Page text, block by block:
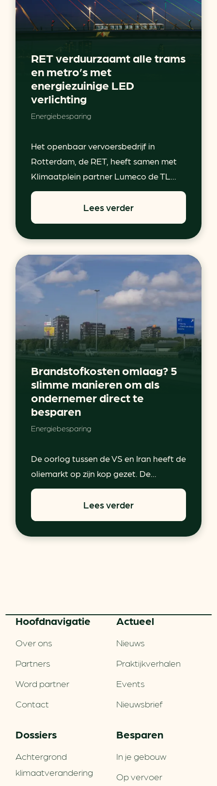
RET verduurzaamt alle trams
en metro’s met
energiezuinige LED
verlichting
Energiebesparing
Het openbaar vervoersbedrijf in
Rotterdam, de RET, heeft samen met
Klimaatplein partner Lumeco de TL...
Lees verder
Brandstofkosten omlaag? 5
slimme manieren om als
ondernemer direct te
besparen
Energiebesparing
De oorlog tussen de VS en Iran heeft de
oliemarkt op zijn kop gezet. De...
Lees verder
Hoofd­navigatie
Over ons
Partners
Word partner
Contact
Actueel
Nieuws
Praktijkverhalen
Events
Nieuwsbrief
Dossiers
Achtergrond
klimaatverandering
Besparen
In je gebouw
Op vervoer